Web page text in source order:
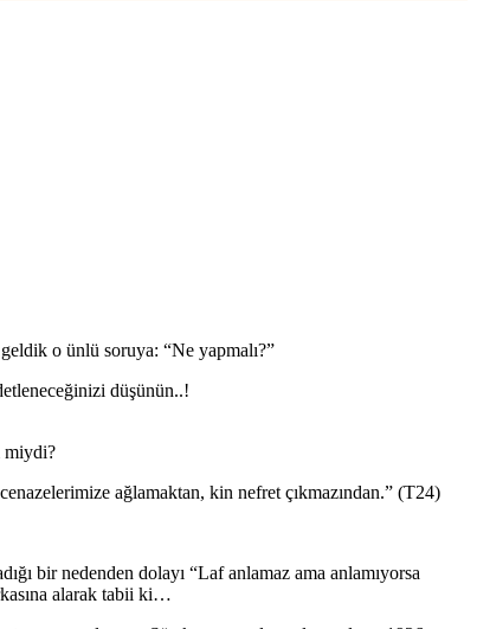
o ünlü soruya: “Ne yapmalı?”
düşünün..!
miydi?
ağlamaktan, kin nefret çıkmazından.” (T24)
bir nedenden dolayı “Laf anlamaz ama anlamıyorsa
alarak tabii ki…